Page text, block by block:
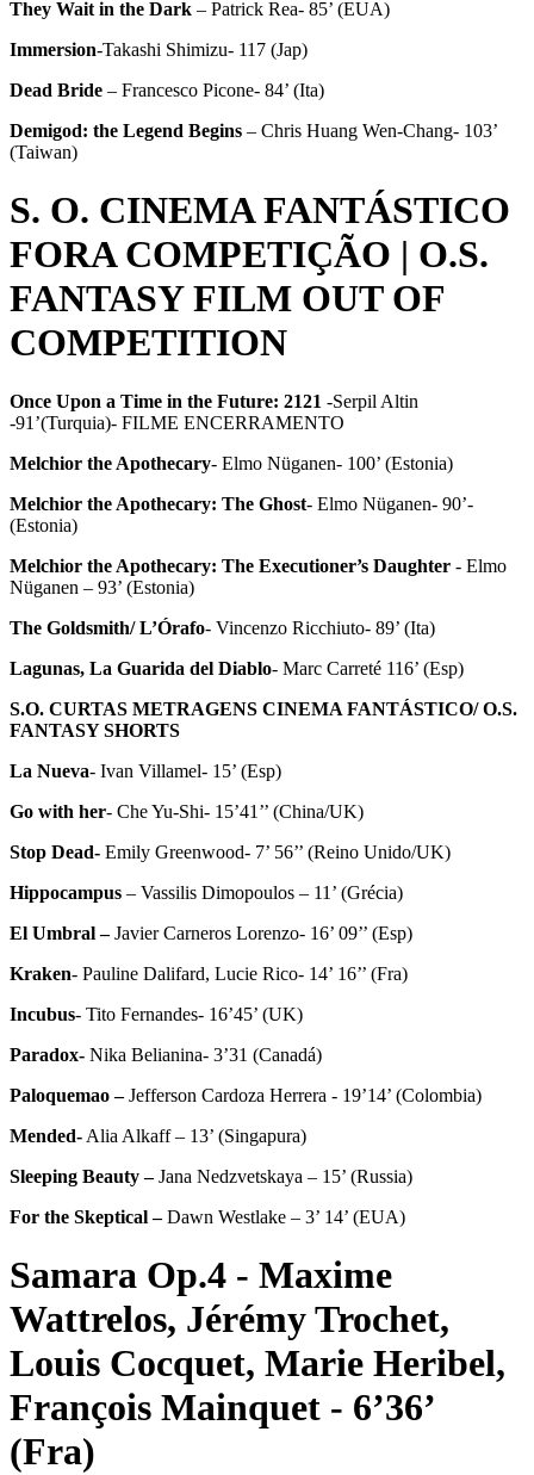
They Wait in the Dark – Patrick Rea- 85’ (EUA)
Immersion-Takashi Shimizu- 117 (Jap)
Dead Bride – Francesco Picone- 84’ (Ita)
Demigod: the Legend Begins – Chris Huang Wen-Chang- 103’
(Taiwan)
S. O. CINEMA FANTÁSTICO
FORA COMPETIÇÃO | O.S.
FANTASY FILM OUT OF
COMPETITION
Once Upon a Time in the Future: 2121 -Serpil Altin
-91’(Turquia)- FILME ENCERRAMENTO
Melchior the Apothecary- Elmo Nüganen- 100’ (Estonia)
Melchior the Apothecary: The Ghost- Elmo Nüganen- 90’-
(Estonia)
Melchior the Apothecary: The Executioner’s Daughter - Elmo
Nüganen – 93’ (Estonia)
The Goldsmith/ L’Órafo- Vincenzo Ricchiuto- 89’ (Ita)
Lagunas, La Guarida del Diablo- Marc Carreté 116’ (Esp)
S.O. CURTAS METRAGENS CINEMA FANTÁSTICO/ O.S.
FANTASY SHORTS
La Nueva- Ivan Villamel- 15’ (Esp)
Go with her- Che Yu-Shi- 15’41’’ (China/UK)
Stop Dead- Emily Greenwood- 7’ 56’’ (Reino Unido/UK)
Hippocampus – Vassilis Dimopoulos – 11’ (Grécia)
El Umbral –Javier Carneros Lorenzo- 16’ 09’’ (Esp)
Kraken- Pauline Dalifard, Lucie Rico- 14’ 16’’ (Fra)
Incubus- Tito Fernandes- 16’45’ (UK)
Paradox- Nika Belianina- 3’31 (Canadá)
Paloquemao –Jefferson Cardoza Herrera - 19’14’ (Colombia)
Mended- Alia Alkaff – 13’ (Singapura)
Sleeping Beauty –Jana Nedzvetskaya – 15’ (Russia)
For the Skeptical –Dawn Westlake – 3’ 14’ (EUA)
Samara Op.4 - Maxime
Wattrelos, Jérémy Trochet,
Louis Cocquet, Marie Heribel,
François Mainquet - 6’36’
(Fra)